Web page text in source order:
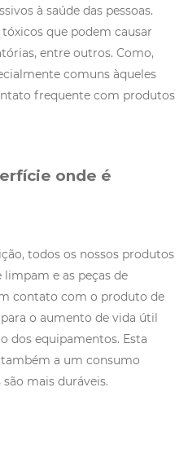
à saúde das pessoas.
que podem causar
entre outros. Como,
comuns àqueles
frequente com produtos
onde é
todos os nossos produtos
e as peças de
contato com o produto de
o aumento de vida útil
dos equipamentos. Esta
a um consumo
mais duráveis.